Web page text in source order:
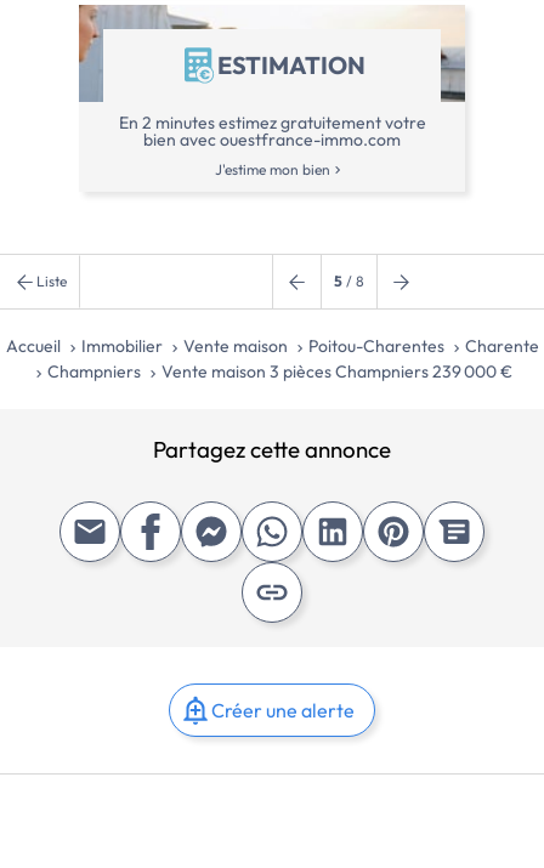
cette magnifique
séduire par son
vendeur. La
l'obligation légale
sont disponibles sur […] Voir l’annonce
ESTIMATION
En 2 minutes estimez gratuitement votre
bien avec ouestfrance-immo.com
J'estime mon bien
Liste 5 / 8
Accueil Immobilier Vente maison Poitou-Charentes
Charente
Champniers
Vente maison 3 pièces Champniers 239 000 €
Partagez cette annonce
Créer une alerte